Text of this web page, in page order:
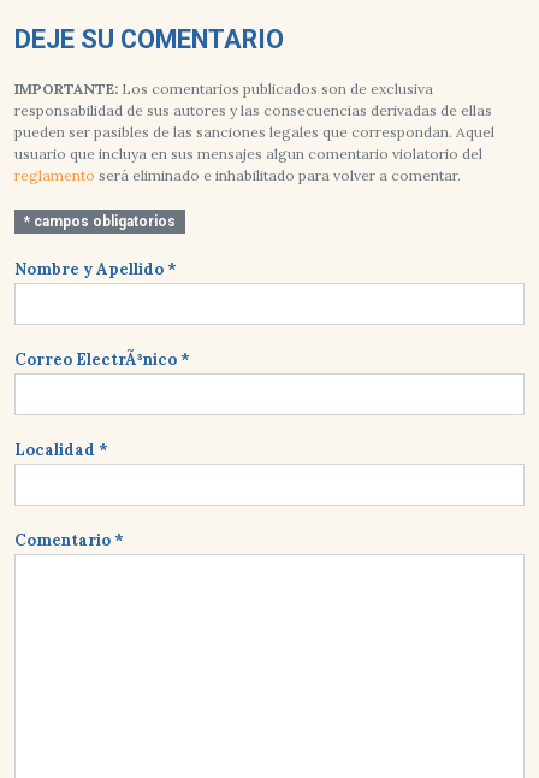
DEJE SU COMENTARIO
IMPORTANTE: Los comentarios publicados son de exclusiva
responsabilidad de sus autores y las consecuencias derivadas de ellas
pueden ser pasibles de las sanciones legales que correspondan. Aquel
usuario que incluya en sus mensajes algun comentario violatorio del
reglamento será eliminado e inhabilitado para volver a comentar.
* campos obligatorios
Nombre y Apellido *
Correo ElectrÃ³nico *
Localidad *
Comentario *